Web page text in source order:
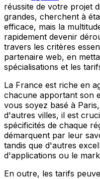
réussite de votre projet
grandes, cherchent à
efficace, mais la
rapidement devenir
travers les critères
partenaire web, en
spécialisations et les
La France est riche en
chacune apportant son
vous soyez basé à
d'autres villes, il est
spécificités de chaque
démarquent par leur
tandis que d'autres
d'applications ou le
En outre, les tarifs